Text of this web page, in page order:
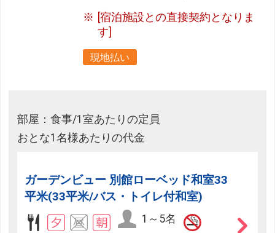
[宿泊施設との直接契約となりま
す]
現地払い
部屋：食事/1室あたりの定員
おとな1名様あたりの代金
ガーデンビュー 別館ローベッド和室33
平米(33平米/バス・トイレ付和室)
1～5名